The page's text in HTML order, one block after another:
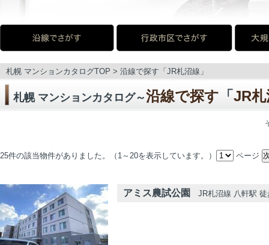
札幌 マンションカタログTOP > 沿線で探す 「 JR札沼線 」
札幌 マンションカタログ～沿線で探す 「 JR
25件の該当物件がありました。（1～20を表示しています。） ページ
アミス農試公園 JR札沼線 八軒駅 徒